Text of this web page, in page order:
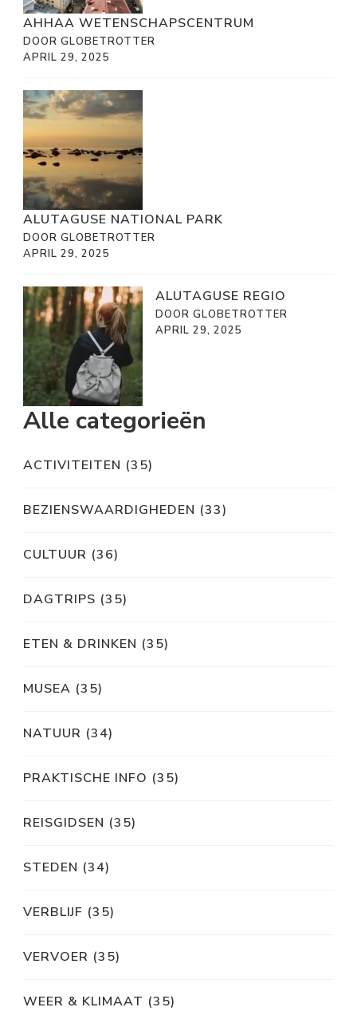
AHHAA WETENSCHAPSCENTRUM
DOOR GLOBETROTTER
APRIL 29, 2025
ALUTAGUSE NATIONAL PARK
DOOR GLOBETROTTER
APRIL 29, 2025
ALUTAGUSE REGIO
DOOR GLOBETROTTER
APRIL 29, 2025
Alle categorieën
ACTIVITEITEN (35)
BEZIENSWAARDIGHEDEN (33)
CULTUUR (36)
DAGTRIPS (35)
ETEN & DRINKEN (35)
MUSEA (35)
NATUUR (34)
PRAKTISCHE INFO (35)
REISGIDSEN (35)
STEDEN (34)
VERBLIJF (35)
VERVOER (35)
WEER & KLIMAAT (35)